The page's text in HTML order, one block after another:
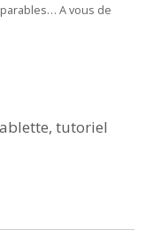
A vous de
,tutoriel